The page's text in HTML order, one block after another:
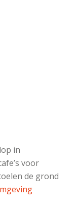
in
voor
de grond